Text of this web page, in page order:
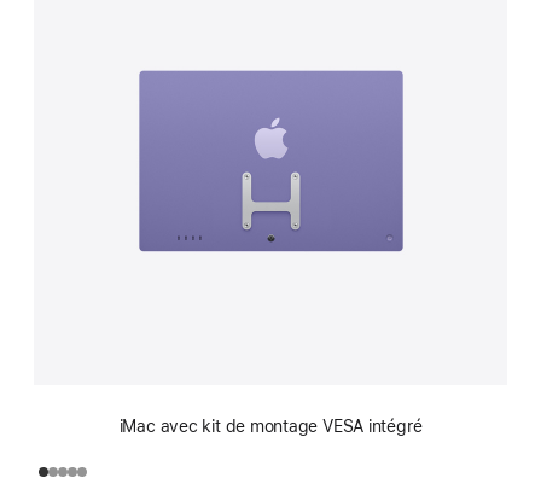
iMac avec kit de montage VESA intégré